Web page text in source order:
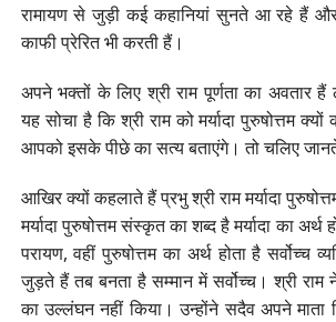
रामायण से जुड़ी कई कहानियां सुनते आ रहे हैं और
काफी प्रेरित भी करती हैं।
अपने भक्तों के लिए श्री राम पूर्णता का अवतार
यह सोचा है कि श्री राम को मर्यादा पुरुषोत्तम
आपको इसके पीछे का सत्य बताएंगे। तो चलिए
आखिर क्यों कहलाते हैं प्रभु श्री राम मर्यादा
मर्यादा पुरुषोत्तम संस्कृत का शब्द है मर्यादा का अर्थ
परायण, वहीं पुरुषोत्तम का अर्थ होता है सर्वोच्च
जुड़ते हैं तब बनता है सम्मान में सर्वोच्च। श्री राम
का उल्लंघन नहीं किया। उन्होंने सदैव अपने माता